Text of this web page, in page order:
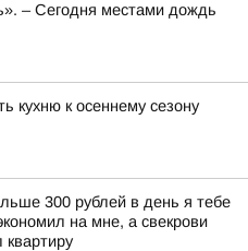
– Сегодня местами дождь
кухню к осеннему сезону
300 рублей в день я тебе
на мне, а свекрови
квартиру